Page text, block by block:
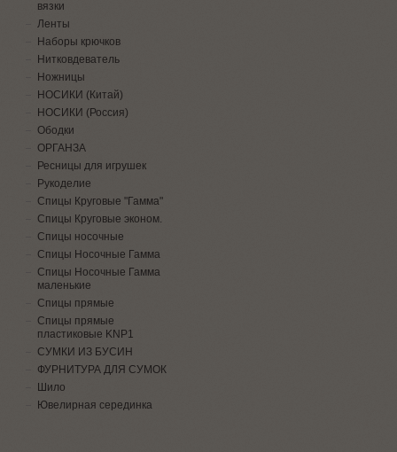
вязки
Ленты
Наборы крючков
Нитковдеватель
Ножницы
НОСИКИ (Китай)
НОСИКИ (Россия)
Ободки
ОРГАНЗА
Ресницы для игрушек
Рукоделие
Спицы Круговые "Гамма"
Спицы Круговые эконом.
Спицы носочные
Спицы Носочные Гамма
Спицы Носочные Гамма
маленькие
Спицы прямые
Спицы прямые
пластиковые KNP1
СУМКИ ИЗ БУСИН
ФУРНИТУРА ДЛЯ СУМОК
Шило
Ювелирная серединка